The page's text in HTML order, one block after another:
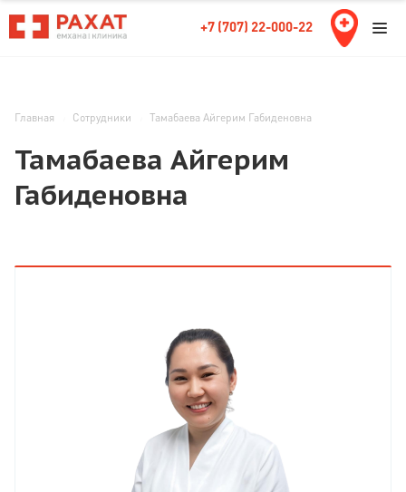
+7 (707) 22-000-22
Главная Сотрудники Тамабаева Айгерим Габиденовна
Тамабаева Айгерим
Габиденовна